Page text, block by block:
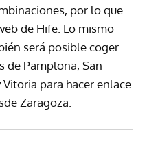
por lo que
de Hife. Lo mismo
será posible coger
de Pamplona, San
para hacer enlace
Zaragoza.